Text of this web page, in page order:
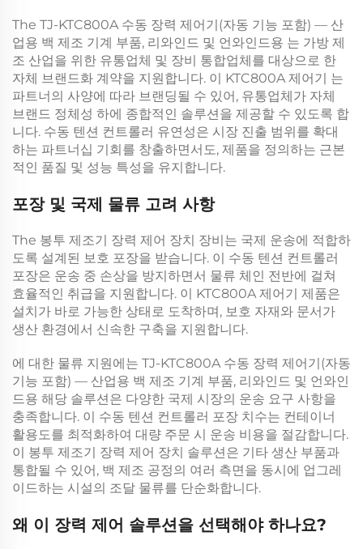
The TJ-KTC800A 수동 장력 제어기(자동 기능 포함) — 산
업용 백 제조 기계 부품, 리와인드 및 언와인드용 는 가방 제
조 산업을 위한 유통업체 및 장비 통합업체를 대상으로 한
자체 브랜드화 계약을 지원합니다. 이
KTC800A 제어기 는
파트너의 사양에 따라 브랜딩될 수 있어, 유통업체가 자체
브랜드 정체성 하에 종합적인 솔루션을 제공할 수 있도록 합
니다. 수동 텐션 컨트롤러 유연성은 시장 진출 범위를 확대
하는 파트너십 기회를 창출하면서도, 제품을 정의하는 근본
적인 품질 및 성능 특성을 유지합니다.
포장 및 국제 물류 고려 사항
The 봉투 제조기 장력 제어 장치 장비는 국제 운송에 적합하
도록 설계된 보호 포장을 받습니다. 이 수동 텐션 컨트롤러
포장은 운송 중 손상을 방지하면서 물류 체인 전반에 걸쳐
효율적인 취급을 지원합니다. 이
KTC800A 제어기 제품은
설치가 바로 가능한 상태로 도착하며, 보호 자재와 문서가
생산 환경에서 신속한 구축을 지원합니다.
에 대한 물류 지원에는 TJ-KTC800A 수동 장력 제어기(자동
기능 포함) — 산업용 백 제조 기계 부품, 리와인드 및 언와인
드용 해당 솔루션은 다양한 국제 시장의 운송 요구 사항을
충족합니다. 이 수동 텐션 컨트롤러 포장 치수는 컨테이너
활용도를 최적화하여 대량 주문 시 운송 비용을 절감합니다.
이 봉투 제조기 장력 제어 장치 솔루션은 기타 생산 부품과
통합될 수 있어, 백 제조 공정의 여러 측면을 동시에 업그레
이드하는 시설의 조달 물류를 단순화합니다.
왜 이 장력 제어 솔루션을 선택해야 하나요?